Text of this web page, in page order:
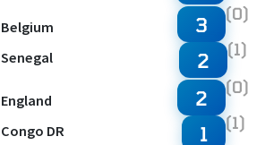
Belgium
Senegal
3 (0)
2 (1)
England
Congo DR
2 (0)
1 (1)